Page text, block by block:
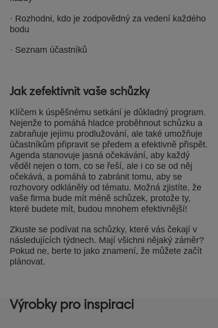
· Rozhodni, kdo je zodpovědný za vedení každého
bodu
· Seznam účastníků
Jak zefektivnit vaše schůzky
Klíčem k úspěšnému setkání je důkladný program.
Nejenže to pomáhá hladce proběhnout schůzku a
zabraňuje jejímu prodlužování, ale také umožňuje
účastníkům připravit se předem a efektivně přispět.
Agenda stanovuje jasná očekávání, aby každý
věděl nejen o tom, co se řeší, ale i co se od něj
očekává, a pomáhá to zabránit tomu, aby se
rozhovory odkláněly od tématu. Možná zjistíte, že
vaše firma bude mít méně schůzek, protože ty,
které budete mít, budou mnohem efektivnější!
Zkuste se podívat na schůzky, které vás čekají v
následujících týdnech. Mají všichni nějaký záměr?
Pokud ne, berte to jako znamení, že můžete začít
plánovat.
Výrobky pro inspiraci